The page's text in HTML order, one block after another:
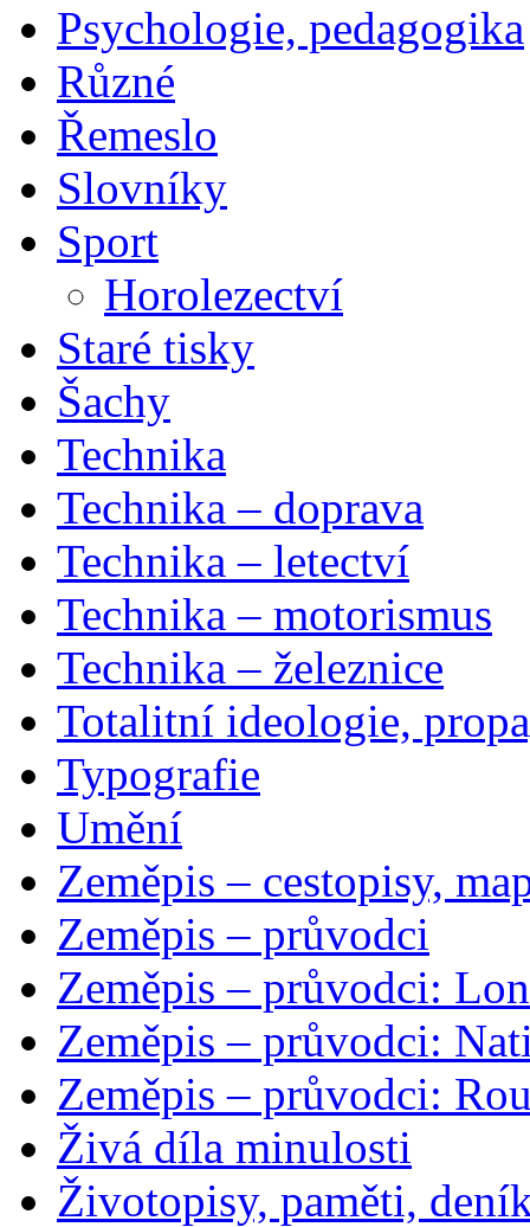
Psychologie, pedagogika
Různé
Řemeslo
Slovníky
Sport
Horolezectví
Staré tisky
Šachy
Technika
Technika – doprava
Technika – letectví
Technika – motorismus
Technika – železnice
Totalitní ideologie,
Typografie
Umění
Zeměpis – cestopisy,
Zeměpis – průvodci
Zeměpis – průvodci:
Zeměpis – průvodci:
Zeměpis – průvodci:
Živá díla minulosti
Životopisy, paměti,